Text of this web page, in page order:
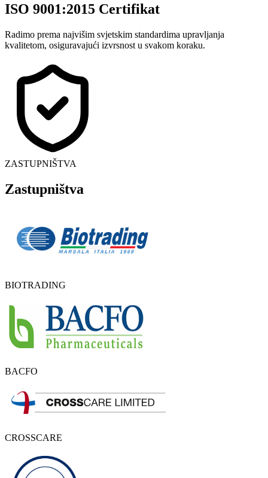
ISO 9001:2015 Certifikat
Radimo prema najvišim svjetskim standardima upravljanja
kvalitetom, osiguravajući izvrsnost u svakom koraku.
ZASTUPNIŠTVA
Zastupništva
BIOTRADING
BACFO
CROSSCARE